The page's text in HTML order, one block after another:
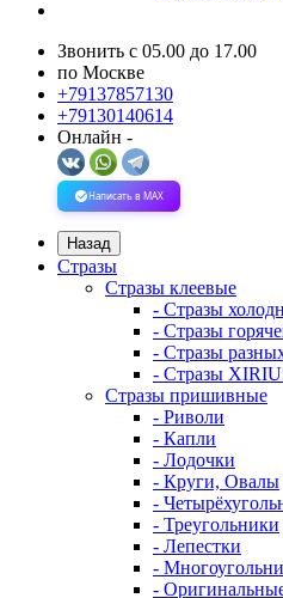
Звонить с 05.00 до 17.00
по Москве
+79137857130
+79130140614
Онлайн -
Написать в MAX
Назад
Стразы
Стразы клеевые
- Стразы
- Стразы
- Стразы
- Стразы
Стразы пришивные
- Риволи
- Капли
- Лодочки
- Круги, Овалы
-
- Треугольники
- Лепестки
-
-